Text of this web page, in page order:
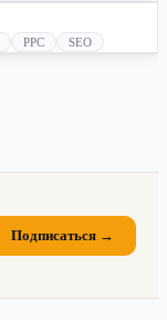
PPC SEO
Подписаться →